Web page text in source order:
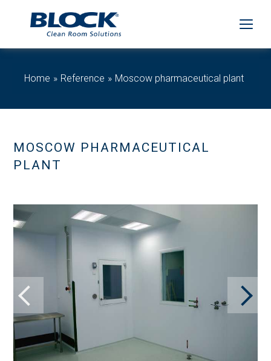
Home Reference Moscow pharmaceutical plant
MOSCOW PHARMACEUTICAL
PLANT